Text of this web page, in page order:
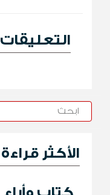
التعليقات
الأكثر قراءة